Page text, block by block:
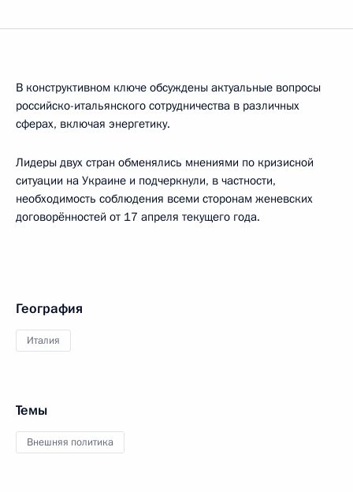
В конструктивном ключе обсуждены актуальные вопросы
российско-итальянского сотрудничества в различных
сферах, включая энергетику.
Лидеры двух стран обменялись мнениями по кризисной
ситуации на Украине и подчеркнули, в частности,
необходимость соблюдения всеми сторонам женевских
договорённостей от 17 апреля текущего года.
География
Италия
Темы
Внешняя политика